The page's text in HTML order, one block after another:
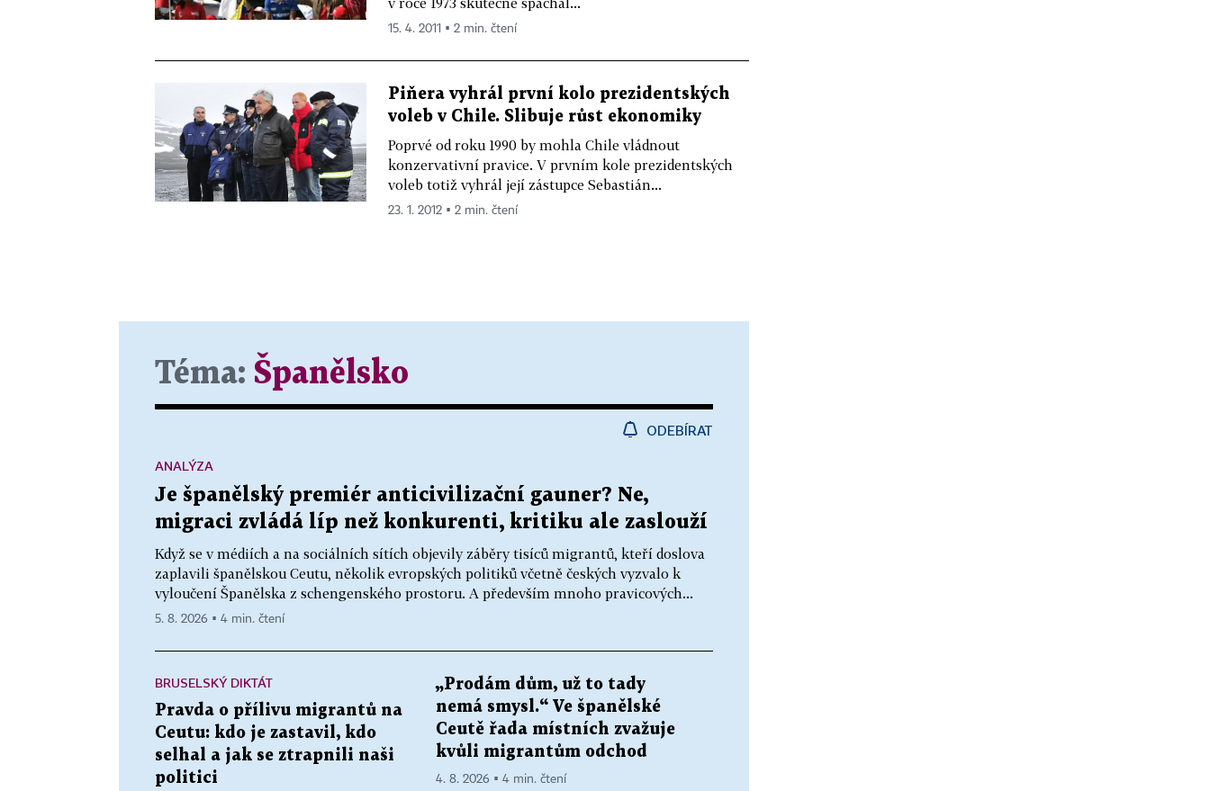
15. 4. 2011 ▪ 2 min. čtení
Piňera vyhrál první kolo prezidentských
voleb v Chile. Slibuje růst ekonomiky
Poprvé od roku 1990 by mohla Chile vládnout
konzervativní pravice. V prvním kole prezidentských
voleb totiž vyhrál její zástupce Sebastián...
23. 1. 2012 ▪ 2 min. čtení
Téma: Španělsko
ODEBÍRAT
Je španělský premiér anticivilizační gauner? Ne,
migraci zvládá líp než konkurenti, kritiku ale zaslouží
Když se v médiích a na sociálních sítích objevily záběry tisíců migrantů, kteří doslova
zaplavili španělskou Ceutu, několik evropských politiků včetně českých vyzvalo k
vyloučení Španělska z schengenského prostoru. A především mnoho pravicových...
ANALÝZA
5. 8. 2026 ▪ 4 min. čtení
BRUSELSKÝ DIKTÁT
Pravda o přílivu migrantů na
Ceutu: kdo je zastavil, kdo
selhal a jak se ztrapnili naši
politici
„Prodám dům, už to tady
nemá smysl.“ Ve španělské
Ceutě řada místních zvažuje
kvůli migrantům odchod
4. 8. 2026 ▪ 4 min. čtení